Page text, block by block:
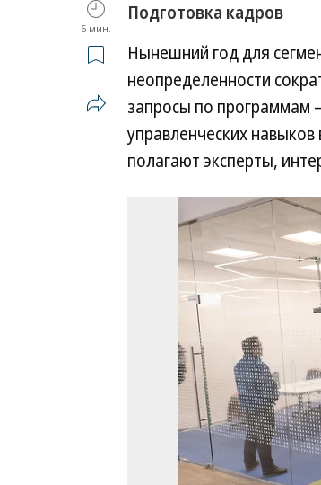
6 мин.
Подготовка кадров
Нынешний год для
неопределенности
запросы по программам
управленческих
полагают эксперты,